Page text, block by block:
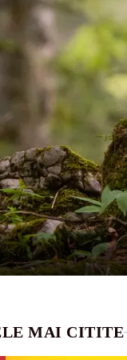
MAI CITITE